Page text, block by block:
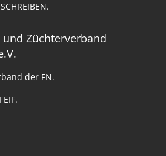
Züchterverband
der FN.